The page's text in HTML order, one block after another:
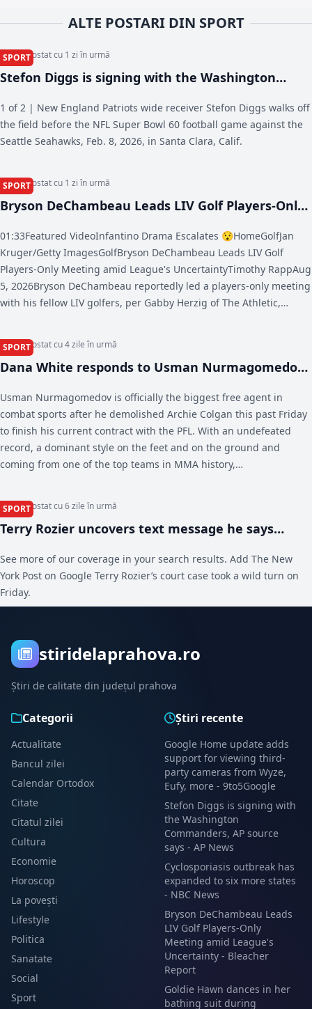
ALTE POSTARI DIN SPORT
SPORT
Articol postat cu 1 zi în urmă
Stefon Diggs is signing with the Washington
1 of 2 | New England Patriots wide receiver Stefon Diggs walks off
the field before the NFL Super Bowl 60 football game against the
Seattle Seahawks, Feb. 8, 2026, in Santa Clara, Calif.
SPORT
Articol postat cu 1 zi în urmă
Bryson DeChambeau Leads LIV Golf Players-Only
Report
01:33Featured VideoInfantino Drama Escalates 😯HomeGolfJan
Kruger/Getty ImagesGolfBryson DeChambeau Leads LIV Golf
Players-Only Meeting amid League's UncertaintyTimothy RappAug
5, 2026Bryson DeChambeau reportedly led a players-only meeting
with his fellow LIV golfers, per Gabby Herzig of The Athletic,
league and reports that the late-August Team Championship in
Michigan may be cancelled. "Bryson just ran through what he
knows, and obviously, we're trying to do it as a group, but we're
to be where it's at," English golfer Richard Bland told reporters.
SPORT
Articol postat cu 4 zile în urmă
Dana White responds to Usman Nurmagomedov
‘very soon’ - MMA Fighting
Usman Nurmagomedov is officially the biggest free agent in
combat sports after he demolished Archie Colgan this past Friday
to finish his current contract with the PFL. With an undefeated
record, a dominant style on the feet and on the ground and
coming from one of the top teams in MMA history,
chance to truly decide his future with his next contract.
SPORT
Articol postat cu 6 zile în urmă
Terry Rozier uncovers text message he says
Post
See more of our coverage in your search results. Add The New
York Post on Google Terry Rozier’s court case took a wild turn on
Friday.
stiridelaprahova.ro
Știri de calitate din județul prahova
Categorii
Actualitate
Bancul zilei
Calendar Ortodox
Citate
Citatul zilei
Cultura
Economie
Horoscop
La povești
Lifestyle
Politica
Sanatate
Social
Sport
Știri recente
Google Home update adds
support for viewing third-
party cameras from Wyze,
Eufy, more - 9to5Google
Stefon Diggs is signing with
the Washington
Commanders, AP source
says - AP News
Cyclosporiasis outbreak has
expanded to six more states
- NBC News
Bryson DeChambeau Leads
LIV Golf Players-Only
Meeting amid League's
Uncertainty - Bleacher
Report
Goldie Hawn dances in her
bathing suit during